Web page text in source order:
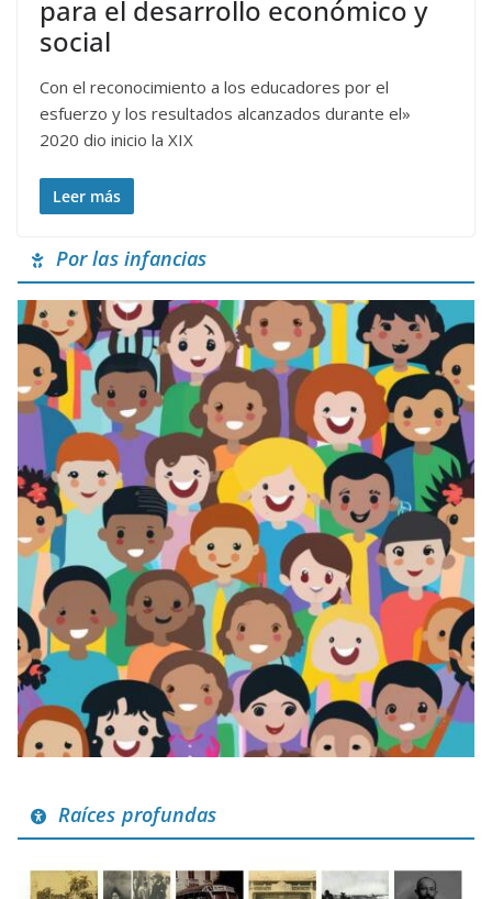
para el desarrollo económico y
social
Con el reconocimiento a los educadores por el
esfuerzo y los resultados alcanzados durante el»
2020 dio inicio la XIX
Leer más
Por las infancias
Raíces profundas